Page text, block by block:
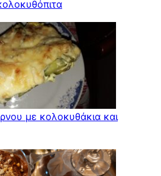
με κολοκυθάκια και